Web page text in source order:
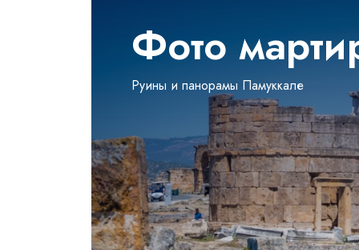
Фото
Руины и панорамы Памуккале